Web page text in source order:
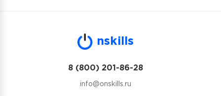
nskills
8 (800) 201-86-28
info@onskills.ru